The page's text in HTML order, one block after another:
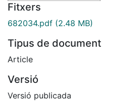
Fitxers
682034.pdf (2.48 MB)
Tipus de document
Article
Versió
Versió publicada